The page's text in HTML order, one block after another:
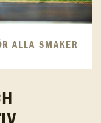
ALLA SMAKER